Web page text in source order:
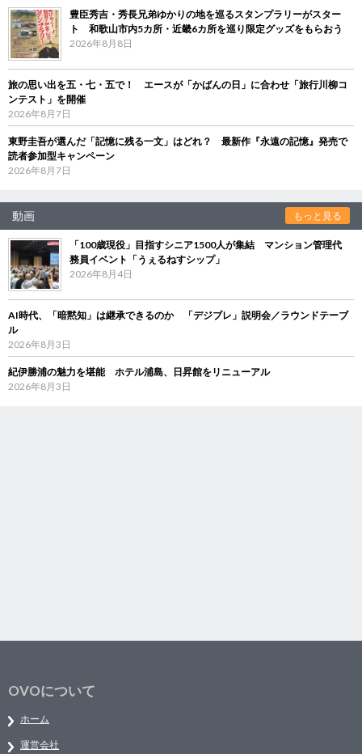
豊臣秀吉・秀長兄弟ゆかりの地を巡るスタンプラリーがスター
ト 和歌山市内5カ所・近畿6カ所を巡り限定グッズをもらおう
2026年8月8日
旅の思い出を五・七・五で！ エースが「かばんの日」に合わせ「旅行川柳コ
ンテスト」を開催
2026年8月7日
東野圭吾が選んだ「記憶に残る一文」はどれ？ 最新作『永遠の記憶』発売で
読者参加型キャンペーン
2026年8月7日
動画 もっと見る
「100歳現役」目指すシニア1500人が集結 マンション管理代
務員イベント「うぇるねすシップ」
2026年8月4日
AI時代、「暗黙知」は継承できるのか 「デジブレ」説明会／ラウンドテーブ
ル
2026年8月3日
紀伊勝浦の魅力を堪能 ホテル浦島、日昇館をリニューアル
2026年8月3日
OVOについて
ホーム
運営会社